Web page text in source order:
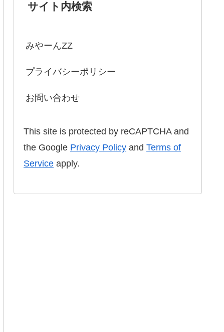
サイト内検索
みやーんZZ
プライバシーポリシー
お問い合わせ
This site is protected by reCAPTCHA and
the Google Privacy Policy and Terms of
Service apply.